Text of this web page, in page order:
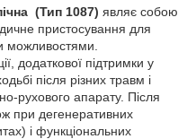
(Тип 1087) являє собою
пристосування для
додаткової підтримки у
після різних травм і
рухового апарату. Після
при дегенеративних
і функціональних